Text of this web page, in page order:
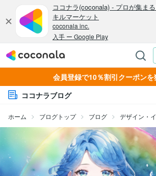
会員登録で10％割引クーポンを
ココナラブログ
ホーム ブログトップ ブログ デザイン・